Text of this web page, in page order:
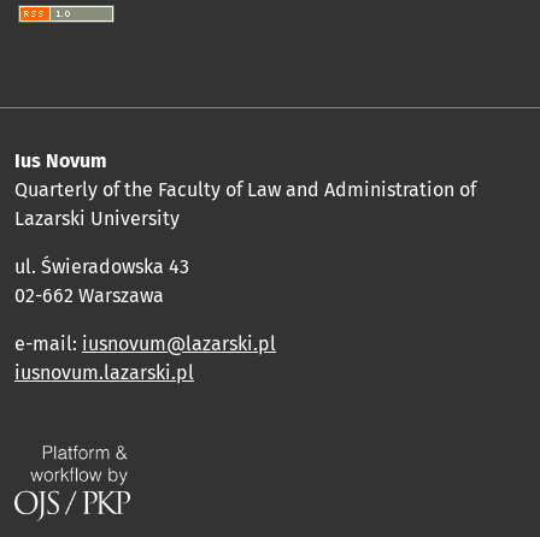
Ius Novum
Quarterly of the Faculty of Law and Administration of
Lazarski University
ul. Świeradowska 43
02-662 Warszawa
e-mail: iusnovum@lazarski.pl
iusnovum.lazarski.pl